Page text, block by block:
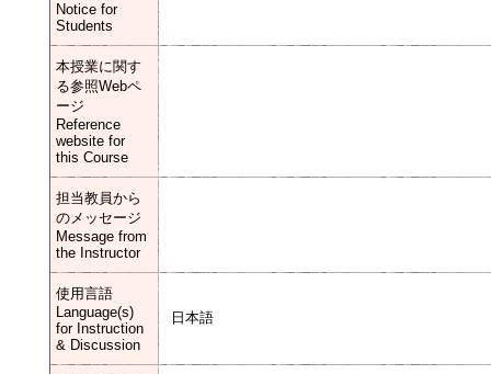
Notice for
Students
本授業に関す
る参照Webペ
ージ
Reference
website for
this Course
担当教員から
のメッセージ
Message from
the Instructor
使用言語
Language(s)
for Instruction
& Discussion
日本語